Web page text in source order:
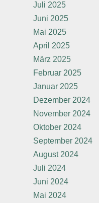
Juli 2025
Juni 2025
Mai 2025
April 2025
März 2025
Februar 2025
Januar 2025
Dezember 2024
November 2024
Oktober 2024
September 2024
August 2024
Juli 2024
Juni 2024
Mai 2024